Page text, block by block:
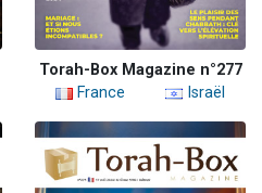
Torah-Box Magazine n°277
France
Israël